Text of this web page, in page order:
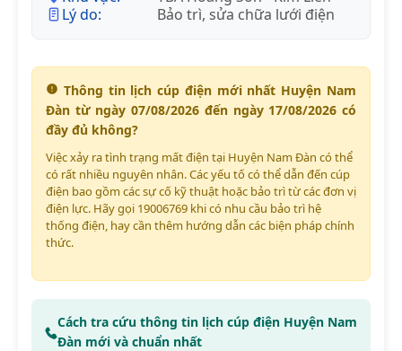
Lý do:
Bảo trì, sửa chữa lưới điện
Thông tin lịch cúp điện mới nhất Huyện Nam
Đàn từ ngày 07/08/2026 đến ngày 17/08/2026 có
đầy đủ không?
Việc xảy ra tình trạng mất điện tại Huyện Nam Đàn có thể
có rất nhiều nguyên nhân. Các yếu tố có thể dẫn đến cúp
điện bao gồm các sự cố kỹ thuật hoặc bảo trì từ các đơn vị
điện lực. Hãy gọi 19006769 khi có nhu cầu bảo trì hệ
thống điện, hay cần thêm hướng dẫn các biện pháp chính
thức.
Cách tra cứu thông tin lịch cúp điện Huyện Nam
Đàn mới và chuẩn nhất